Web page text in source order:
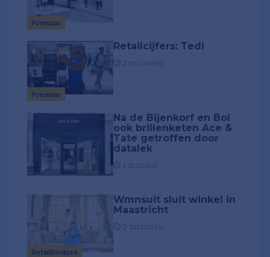
Premium
Premium
Retailcijfers: Tedi
Na de Bijenkorf en Bol
ook brillenketen Ace &
Tate getroffen door
datalek
RetailRookies
Wmnsuit sluit winkel in
Maastricht